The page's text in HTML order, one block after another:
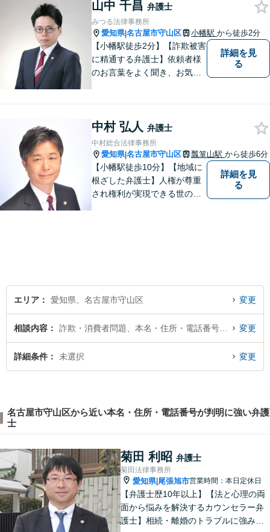
山中 千昌 弁護士
みつる法律事務所
愛知県|名古屋市守山区 小幡駅 から徒歩2分
【小幡駅徒歩2分】【詐欺被害
に精通する弁護士】依頼者様
のお言葉をよく聞き、お気持
お気軽にご相談ください。
【土日・祝日も予約で対応
可】
詳細を見
る
中村 弘人 弁護士
中村総合法律事務所
愛知県|名古屋市守山区 瓢箪山駅 から徒歩6分
【小幡駅徒歩10分】【地域に
根ざした弁護士】人権が尊重
され権利が実現できる世の中
談ください。
詳細を見
る
エリア 愛知県、名古屋市守山区 変更
相談内容 変更
詳細条件 未選択 変更
名古屋市守山区から近い本名・住所・電話番号が判明に強い弁護
士
菊田 利昭 弁護士
菊田法律事務所
愛知県| 尾張旭市営業時間：本日定休日
【弁護士歴10年以上】【法と心理の両
面から悩みを解決するカウンセラー弁
護士】相続・離婚のトラブルに強みあ